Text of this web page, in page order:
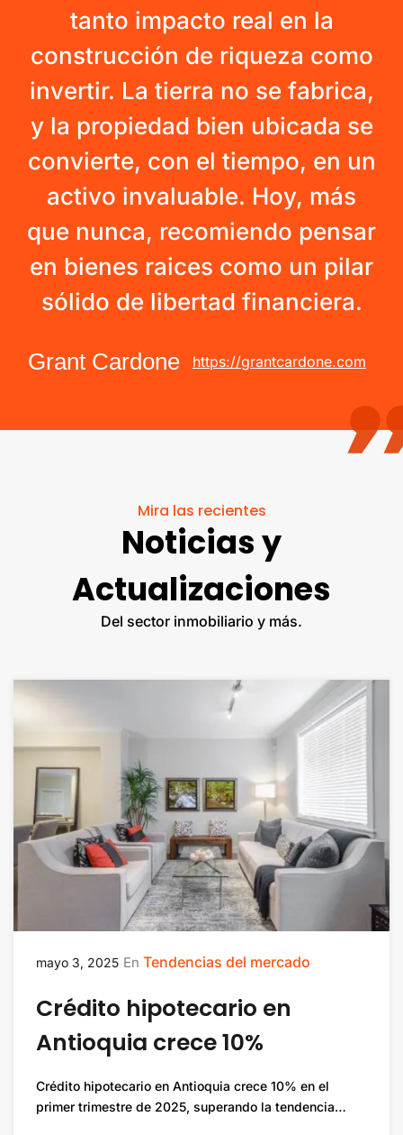
tanto impacto real en la
construcción de riqueza como
invertir. La tierra no se fabrica,
y la propiedad bien ubicada se
convierte, con el tiempo, en un
activo invaluable. Hoy, más
que nunca, recomiendo pensar
en bienes raices como un pilar
sólido de libertad financiera.
Grant Cardone https://grantcardone.com
Mira las recientes
Noticias y
Actualizaciones
Del sector inmobiliario y más.
mayo 3, 2025 En Tendencias del mercado
Crédito hipotecario en
Antioquia crece 10%
Crédito hipotecario en Antioquia crece 10% en el
primer trimestre de 2025, superando la tendencia…